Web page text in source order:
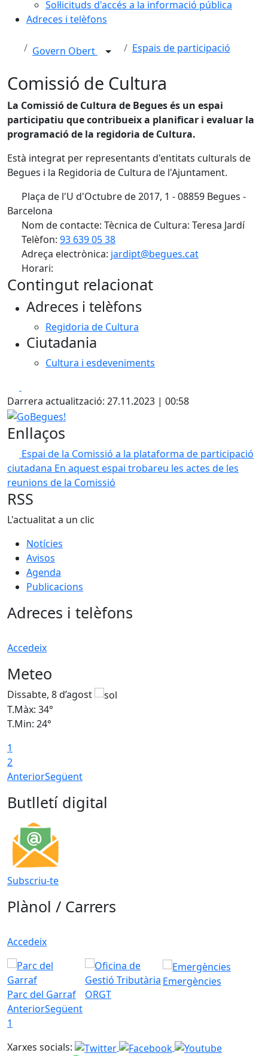
Sol·licituds d'accés a la informació pública
Adreces i telèfons
Govern Obert Espais de participació
Comissió de Cultura
La Comissió de Cultura de Begues és un espai
participatiu que contribueix a planificar i evaluar la
programació de la regidoria de Cultura.
Està integrat per representants d'entitats culturals de
Begues i la Regidoria de Cultura de l'Ajuntament.
Plaça de l'U d'Octubre de 2017, 1 - 08859 Begues -
Barcelona
Nom de contacte: Tècnica de Cultura: Teresa Jardí
Telèfon: 93 639 05 38
Adreça electrònica: jardipt@begues.cat
Horari:
Contingut relacionat
Adreces i telèfons
Regidoria de Cultura
Ciutadania
Cultura i esdeveniments
Darrera actualització: 27.11.2023 | 00:58
GoBegues!
Enllaços
Espai de la Comissió a la plataforma de participació
ciutadana En aquest espai trobareu les actes de les
reunions de la Comissió
RSS
L'actualitat a un clic
Notícies
Avisos
Agenda
Publicacions
Adreces i telèfons
Accedeix
Meteo
Dissabte, 8 d’agost
T.Màx: 34°
T.Min: 24°
1
2
AnteriorSegüent
Butlletí digital
Subscriu-te
Plànol / Carrers
Accedeix
Parc del Garraf ORGT
Emergències
AnteriorSegüent
1
Xarxes socials: